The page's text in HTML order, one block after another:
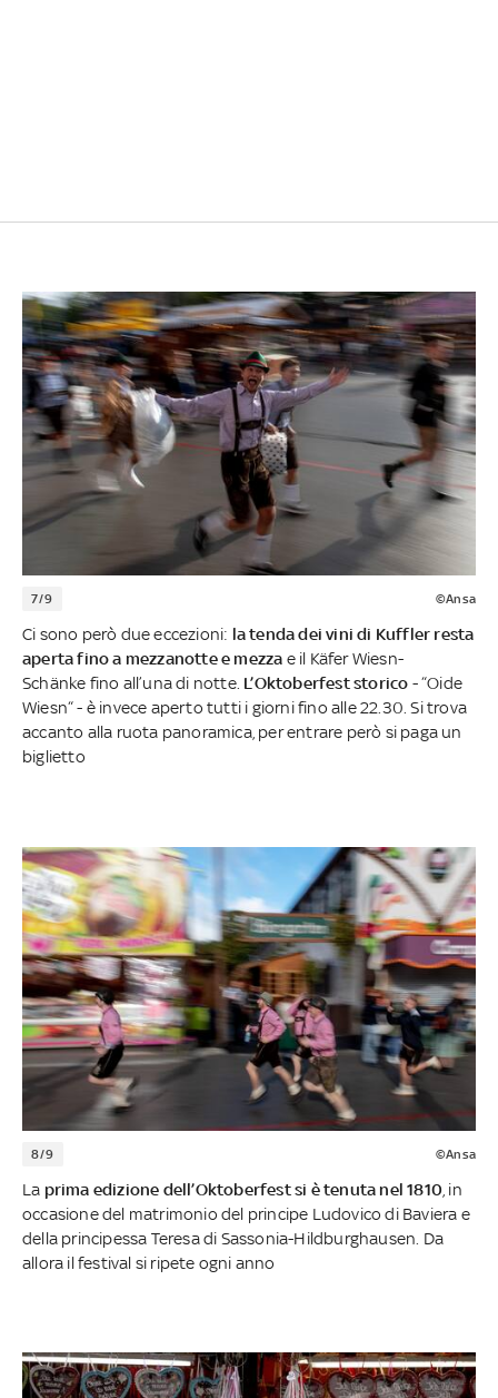
7/9 ©Ansa
Ci sono però due eccezioni: la tenda dei vini di Kuffler resta
aperta fino a mezzanotte e mezza e il Käfer Wiesn-
Schänke fino all’una di notte. L’Oktoberfest storico - “Oide
Wiesn“ - è invece aperto tutti i giorni fino alle 22.30. Si trova
accanto alla ruota panoramica, per entrare però si paga un
biglietto
8/9 ©Ansa
La prima edizione dell’Oktoberfest si è tenuta nel 1810 , in
occasione del matrimonio del principe Ludovico di Baviera e
della principessa Teresa di Sassonia-Hildburghausen. Da
allora il festival si ripete ogni anno